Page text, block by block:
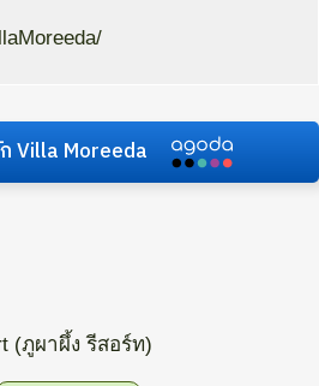
Villa Moreeda
(ภูผาผึ้ง รีสอร์ท)